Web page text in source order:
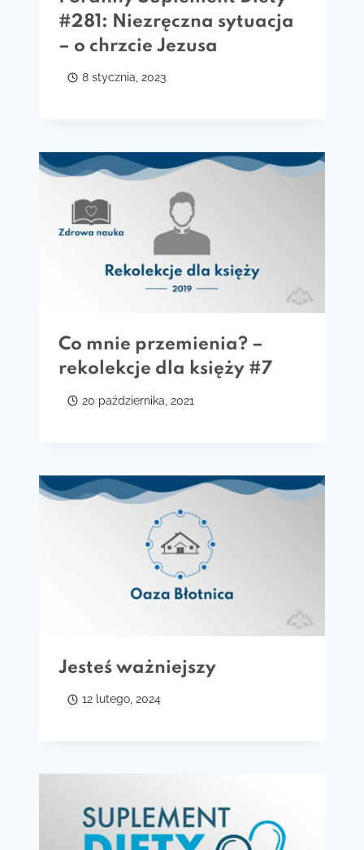
#281: Niezręczna sytuacja
– o chrzcie Jezusa
8 stycznia, 2023
Co mnie przemienia? –
rekolekcje dla księży #7
20 października, 2021
Jesteś ważniejszy
12 lutego, 2024